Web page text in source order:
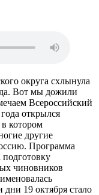
округа схлынула
Вот мы дожили
Всероссийский
открылся
котором
другие
Программа
подготовку
чиновников
19 октября стало